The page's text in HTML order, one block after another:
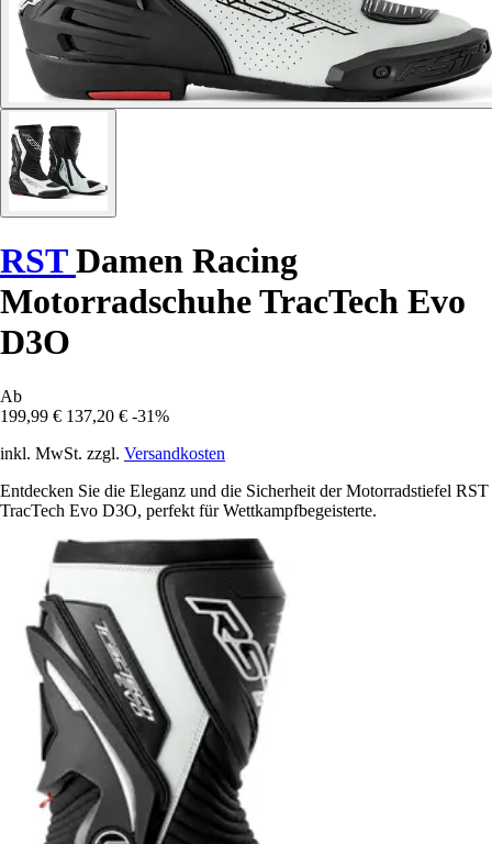
RSTDamen Racing
Motorradschuhe TracTech Evo
D3O
Ab
199,99 € 137,20 € -31%
inkl. MwSt. zzgl. Versandkosten
Entdecken Sie die Eleganz und die Sicherheit der Motorradstiefel RST
TracTech Evo D3O, perfekt für Wettkampfbegeisterte.